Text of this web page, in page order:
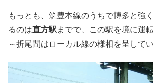
もっとも、筑豊本線のうちで博多と強
るのは直方駅 までで、この駅を境に運
～折尾間はローカル線の様相を呈してい